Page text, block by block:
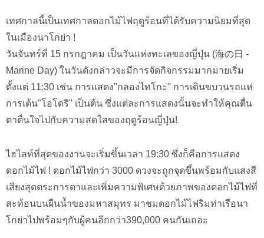
เทศกาลนี้เป็นเทศกาลดอกไม้ไฟฤดูร้อนที่ได้รับความนิยมที่สุด
ในเมืองนาโกย่า !
วันจันทร์ที่ 15 กรกฎาคม เป็นวันแห่งทะเลของญี่ปุ่น (海の日 -
Marine Day) ในวันดังกล่าวจะมีการจัดกิจกรรมมากมายเริ่ม
ตั้งแต่ 11:30 เช่น การแสดง"กลองไทโกะ" การเดินขบวนรถแห่
การเต้น"โอโดริ" เป็นต้น ซึ่งแต่ละการแสดงนั้นจะทำให้คุณตื่น
ตาตื่นใจไปกับความสดใสของฤดูร้อนญี่ปุ่น!
ไฮไลท์ที่สุดของงานจะเริ่มขึ้นเวลา 19:30 ซึ่งก็คือการแสดง
ดอกไม้ไฟ ! ดอกไม้ไฟกว่า 3000 ดวงจะถูกจุดขึ้นพร้อมกับแสงสี
เสียงสุดตระการตาและเพิ่มความพิเศษด้วยภาพของดอกไม้ไฟที่
สะท้อนบนผืนน้ำของมหาสมุทร มาชมดอกไม้ไฟริมท่าเรือนา
โกย่าไปพร้อมๆกับผู้คนอีกกว่า390,000 คนกันเถอะ